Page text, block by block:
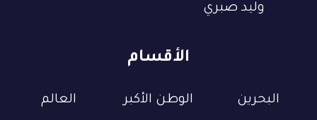
الأقسام
البحرين الوطن الأكبر العالم
وليد صبري